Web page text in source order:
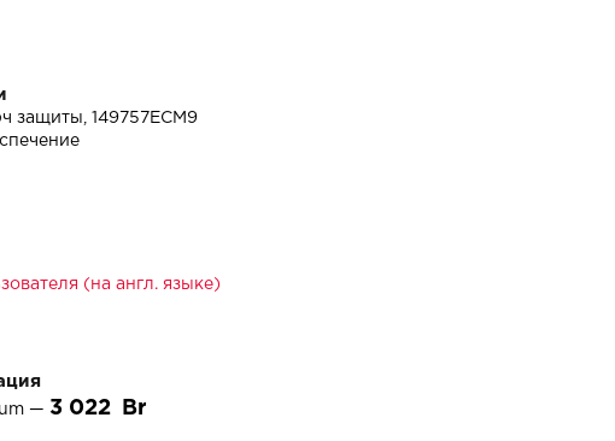
защиты, 149757ECM9
(на англ. языке)
— 3 022